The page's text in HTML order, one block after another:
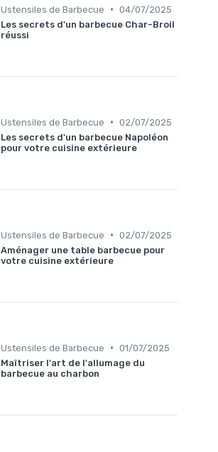
Ustensiles de Barbecue • 04/07/2025
Les secrets d'un barbecue Char-Broil
réussi
Ustensiles de Barbecue • 02/07/2025
Les secrets d'un barbecue Napoléon
pour votre cuisine extérieure
Ustensiles de Barbecue • 02/07/2025
Aménager une table barbecue pour
votre cuisine extérieure
Ustensiles de Barbecue • 01/07/2025
Maîtriser l'art de l'allumage du
barbecue au charbon